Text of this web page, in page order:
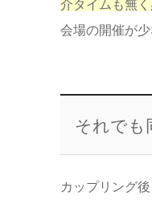
介タイムも無
会場の開催が
それでも
カップリング